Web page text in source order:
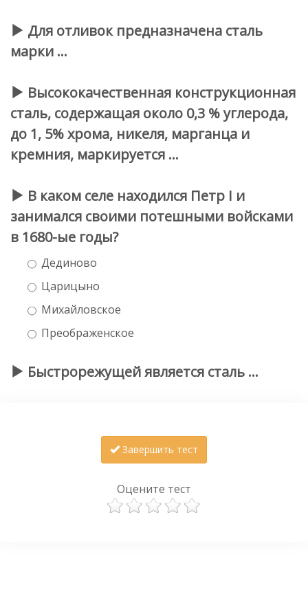
Для отливок предназначена сталь
марки …
Высококачественная конструкционная
сталь, содержащая около 0,3 % углерода,
до 1, 5% хрома, никеля, марганца и
кремния, маркируется …
В каком селе находился Петр I и
занимался своими потешными войсками
в 1680-ые годы?
Дединово
Царицыно
Михайловское
Преображенское
Быстрорежущей является сталь …
Завершить тест
Оцените тест